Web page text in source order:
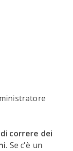
correre dei
Se c'è un